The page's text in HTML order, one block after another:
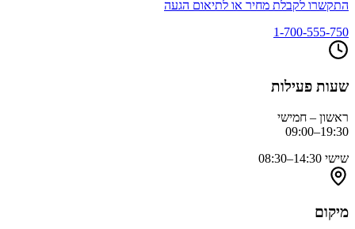
התקשרו לקבלת מחיר או לתיאום הגעה
1-700-555-750
שעות פעילות
ראשון – חמישי
09:00–19:30
שישי 08:30–14:30
מיקום